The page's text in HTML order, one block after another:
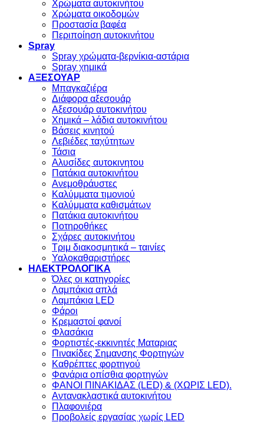
Χρώματα αυτοκινήτου
Χρώματα οικοδομών
Προστασία βαφέα
Περιποίηση αυτοκινήτου
Spray
Spray χρώματα-βερνίκια-αστάρια
Spray χημικά
ΑΞΕΣΟΥΑΡ
Μπαγκαζιέρα
Διάφορα αξεσουάρ
Αξεσουάρ αυτοκινήτου
Χημικά – λάδια αυτοκινήτου
Βάσεις κινητού
Λεβιέδες ταχύτητων
Τάσια
Αλυσίδες αυτοκινητου
Πατάκια αυτοκινήτου
Ανεμοθράυστες
Καλύμματα τιμονιού
Καλύμματα καθισμάτων
Πατάκια αυτοκινήτου
Ποτηροθήκες
Σχάρες αυτοκινήτου
Τριμ διακοσμητικά – ταινίες
Υαλοκαθαριστήρες
ΗΛΕΚΤΡΟΛΟΓΙΚΑ
Όλες οι κατηγορίες
Λαμπάκια απλά
Λαμπάκια LED
Φάροι
Κρεμαστοί φανοί
Φλασάκια
Φορτιστές-εκκινητές Ματαριας
Πινακίδες Σημανσης Φορτηγών
Kαθρέπτες φορτηγού
Φανάρια οπίσθια φορτηγών
ΦΑΝΟΙ ΠΙΝΑΚΙΔΑΣ (LED) & (XΩΡΙΣ LED).
Aντανακλαστικά αυτοκινήτου
Πλαφονιέρα
Προβολείς εργασίας χωρίς LED